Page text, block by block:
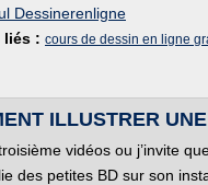
Dessinerenligne
liés : cours de dessin en ligne
ILLUSTRER
vidéos ou j’invite
des petites BD sur son